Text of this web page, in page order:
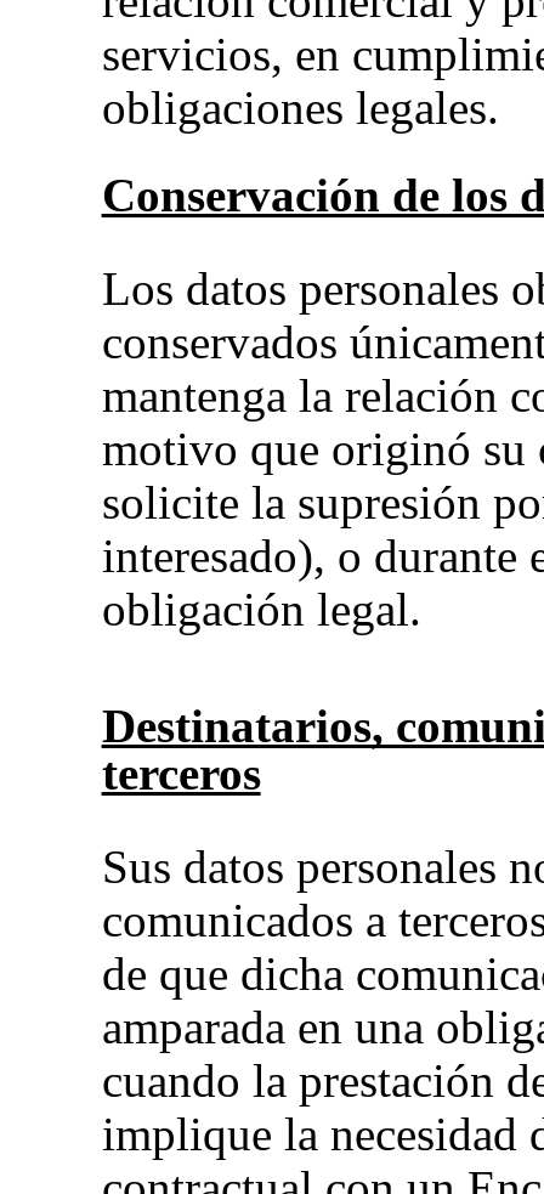
servicios, en
obligaciones legales.
Conservación de los
Los datos personales
conservados
mantenga la relación
motivo que originó su
solicite la supresión
interesado), o durante
obligación legal.
Destinatarios,
terceros
Sus datos personales
comunicados a
de que dicha
amparada en una
cuando la prestación
implique la necesidad